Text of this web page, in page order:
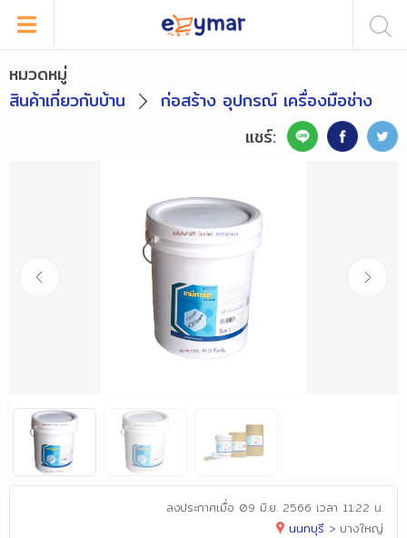
หมวดหมู่
สินค้าเกี่ยวกับบ้าน
ก่อสร้าง อุปกรณ์ เครื่องมือช่าง
แชร์:
ลงประกาศเมื่อ 09 มิ.ย. 2566 เวลา 11:22 น.
นนทบุรี > บางใหญ่